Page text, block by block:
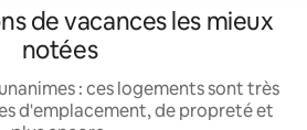
de vacances les mieux
notées
: ces logements sont très
d'emplacement, de propreté et